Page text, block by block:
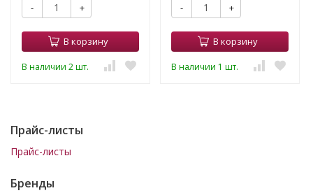
- +
В корзину
В наличии 2 шт.
- +
В корзину
В наличии 1 шт.
Прайс-листы
Прайс-листы
Бренды